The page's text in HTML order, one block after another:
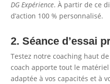
DG Expérience. À partir de ce
d’action 100 % personnalisé.
2. Séance d’essai
Testez notre coaching haut
coach apporte tout le
adaptée à vos capacités et à